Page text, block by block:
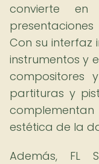
convierte
Con su interfaz
instrumentos y
compositores
partituras y
estética de la
Además, FL